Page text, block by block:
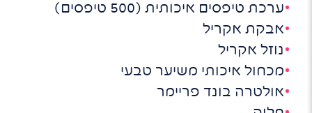
ערכת טיפסים איכותית (500 טיפסים)
אבקת אקריל
נוזל אקריל
מכחול איכותי משיער טבעי
אולטרה בונד פריימר